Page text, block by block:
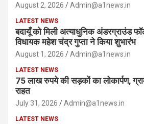
August 2, 2026 Admin@a1news.in
LATEST NEWS
बदायूँ को मिली अत्याधुनिक अंडरग्राउंड
विधायक महेश चंद्र गुप्ता ने किया शुभारंभ
August 1, 2026 Admin@a1news.in
LATEST NEWS
75 लाख रुपये की सड़कों का लोकार्पण,
राहत
July 31, 2026 Admin@a1news.in
LATEST NEWS